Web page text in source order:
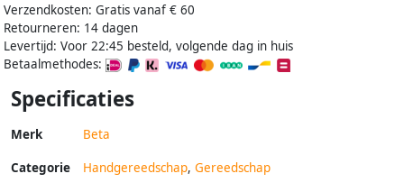
Verzendkosten: Gratis vanaf € 60
Retourneren: 14 dagen
Levertijd: Voor 22:45 besteld, volgende dag in huis
Betaalmethodes:
Specificaties
Merk Beta
Categorie Handgereedschap, Gereedschap